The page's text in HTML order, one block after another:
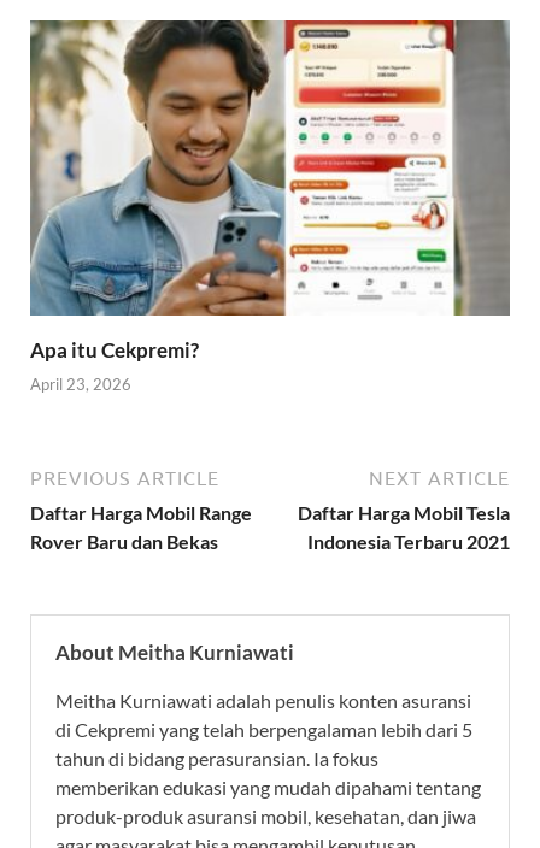
Apa itu Cekpremi?
April 23, 2026
PREVIOUS ARTICLE
Daftar Harga Mobil Range
Rover Baru dan Bekas
NEXT ARTICLE
Daftar Harga Mobil Tesla
Indonesia Terbaru 2021
About Meitha Kurniawati
Meitha Kurniawati adalah penulis konten asuransi
di Cekpremi yang telah berpengalaman lebih dari 5
tahun di bidang perasuransian. Ia fokus
memberikan edukasi yang mudah dipahami tentang
produk-produk asuransi mobil, kesehatan, dan jiwa